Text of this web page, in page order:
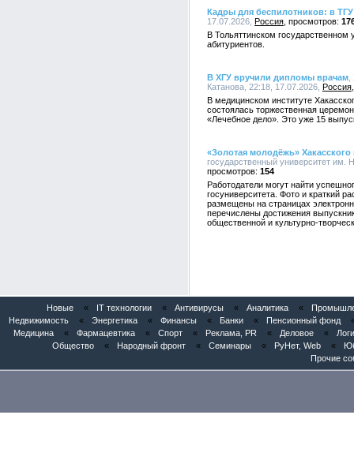
Кадры для беспилотников: в
17.07.2026, Россия
В Тольяттинском
абитуриентов.
В ХГУ вручили дипломы врачам
Катанова, 22:18, 17.07.2026, Россия
В медицинском институте
состоялась торжественная
«Лечебное дело». Это уже 15
«Золотая молодёжь» Хакасского
государственный университет им.
154
Работодатели могут найти
госуниверситета. Фото и краткий
размещены на страницах
перечислены достижения
общественной и культурно-
Новые « IT технологии « Антивирусы « Аналитика «
Недвижимость
« Энергетика « Финансы « Банки « Пенсионный фонд
Медицина
« Фармацевтика « Спорт « Реклама, PR « Деловое «
Общество
« Народный фронт « Семинары « РуНет, Web «
Прочие